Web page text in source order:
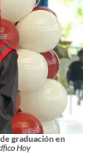
graduación en
Hoy